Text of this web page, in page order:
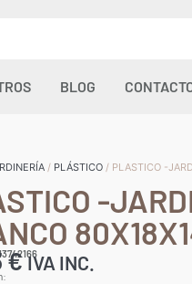
BLOG
/ PLÁSTICO / PLASTICO -
-
€IVA INC.